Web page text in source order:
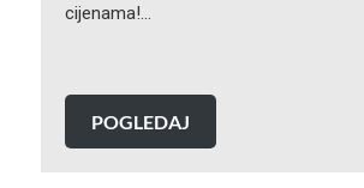
cijenama!…
POGLEDAJ